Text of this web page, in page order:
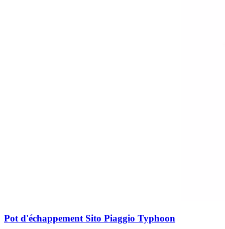
Pot d'échappement Sito Piaggio Typhoon